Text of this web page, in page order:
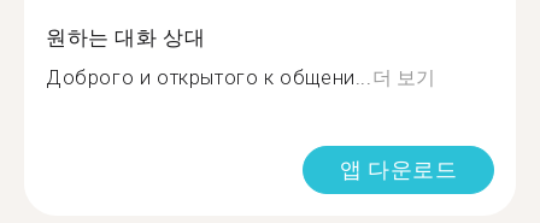
원하는 대화 상대
Доброго и открытого к общени...더 보기
앱 다운로드